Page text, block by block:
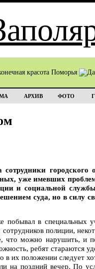
красота Поморья
АРХИВ ФОТО
сотрудники
уже имевших
и социальной
суда, но в силу
побывал в специальных
полиции,
можно нарушить, и
ребят стараются
в их положении следует
на поздний вечер. По